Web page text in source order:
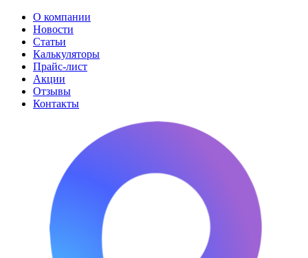
О компании
Новости
Статьи
Калькуляторы
Прайс-лист
Акции
Отзывы
Контакты